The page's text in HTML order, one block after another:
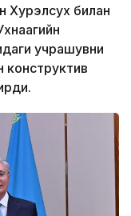
Хурэлсух билан
учрашувни
конструктив